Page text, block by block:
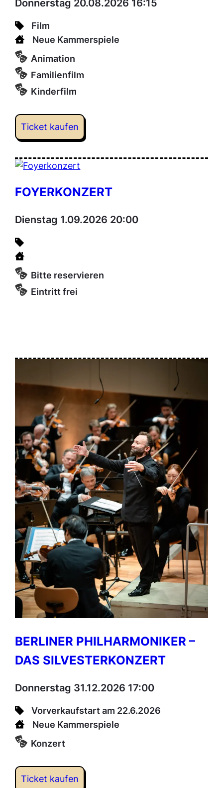
Donnerstag 20.08.2026 16:15
Film
Neue Kammerspiele
Animation
Familienfilm
Kinderfilm
Ticket kaufen
FOYERKONZERT
Dienstag 1.09.2026 20:00
Bitte reservieren
Eintritt frei
BERLINER PHILHARMONIKER –
DAS SILVESTERKONZERT
Donnerstag 31.12.2026 17:00
Vorverkaufstart am 22.6.2026
Neue Kammerspiele
Konzert
Ticket kaufen